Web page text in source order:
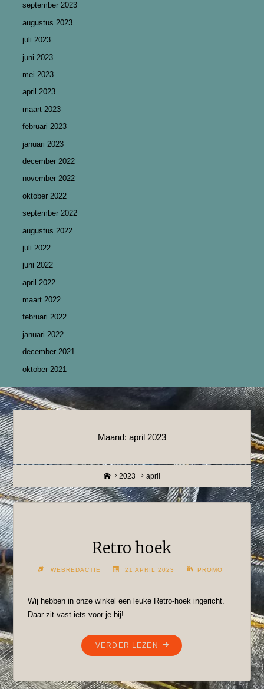
september 2023
augustus 2023
juli 2023
juni 2023
mei 2023
april 2023
maart 2023
februari 2023
januari 2023
december 2022
november 2022
oktober 2022
september 2022
augustus 2022
juli 2022
juni 2022
april 2022
maart 2022
februari 2022
januari 2022
december 2021
oktober 2021
Maand: april 2023
Home
2023 april
Retro hoek
WEBREDACTIE 21 APRIL 2023 PROMO
Wij hebben in onze winkel een leuke Retro-hoek ingericht.
Daar zit vast iets voor je bij!
VERDER LEZEN
"RETRO
HOEK"